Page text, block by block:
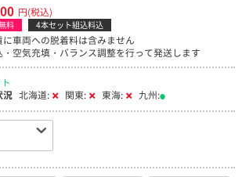
円(税込)
料 4本セット組込料込
車両への脱着料は含みません
空気充填・バランス調整を行って発送します
況 北海道: 関東: 東海: 九州: